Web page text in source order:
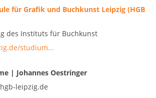
für Grafik und Buchkunst Leipzig (HGB
des Instituts für Buchkunst
studium...
| Johannes Oestringer
leipzig.de